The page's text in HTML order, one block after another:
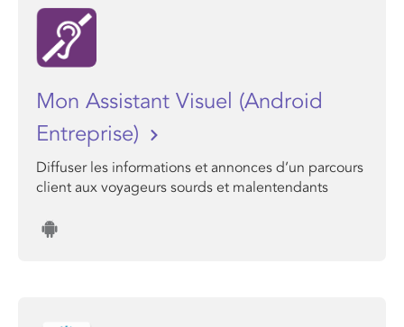
Mon Assistant Visuel (Android
Entreprise)
Diffuser les informations et annonces d’un parcours
client aux voyageurs sourds et malentendants